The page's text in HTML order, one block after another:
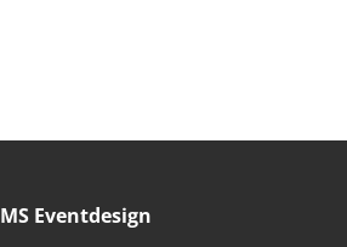
MS Eventdesign